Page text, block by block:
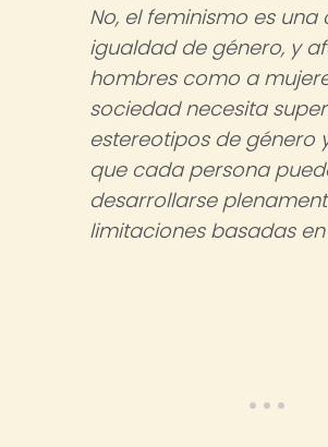
No, el feminismo es una
igualdad de género, y
hombres como a
sociedad necesita
estereotipos de género
que cada persona
desarrollarse
limitaciones basadas